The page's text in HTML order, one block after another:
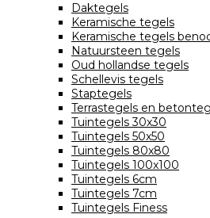
Daktegels
Keramische tegels
Keramische tegels
Natuursteen tegels
Oud hollandse tegels
Schellevis tegels
Staptegels
Terrastegels en
Tuintegels 30x30
Tuintegels 50x50
Tuintegels 80x80
Tuintegels 100x100
Tuintegels 6cm
Tuintegels 7cm
Tuintegels Finess